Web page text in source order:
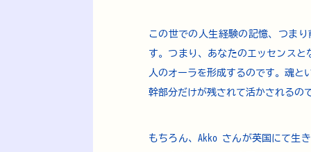
この世での人生経験の記憶、つま
す。つまり、あなたのエッセンス
人のオーラを形成するのです。魂と
幹部分だけが残されて活かされるの
もちろん、Akko さんが英国にて生